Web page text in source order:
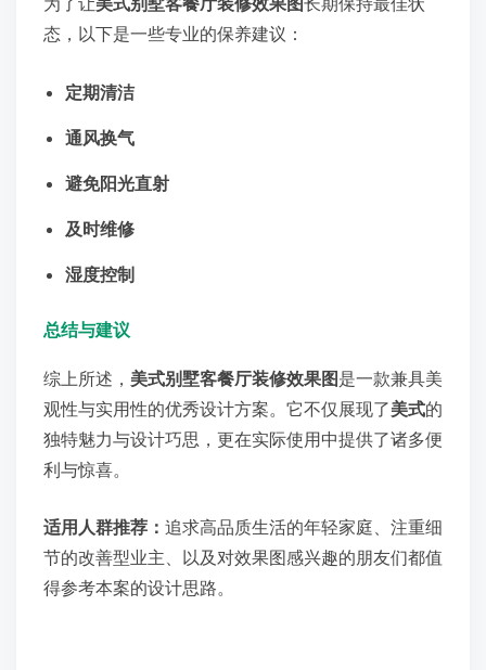
态，以下是一些专业的保养建议：
定期清洁
通风换气
避免阳光直射
及时维修
湿度控制
总结与建议
综上所述， 美式别墅客餐厅装修效果图是一款兼具美
观性与实用性的优秀设计方案。它不仅展现了美式的
独特魅力与设计巧思，更在实际使用中提供了诸多便
利与惊喜。
适用人群推荐： 追求高品质生活的年轻家庭、注重细
节的改善型业主、以及对效果图感兴趣的朋友们都值
得参考本案的设计思路。